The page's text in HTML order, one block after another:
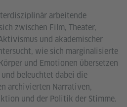
arbeitende
zwischen Film, Theater,
und akademischer
wie sich marginalisierte
und Emotionen übersetzen
beleuchtet dabei die
archivierten Narrativen,
und der Politik der Stimme.